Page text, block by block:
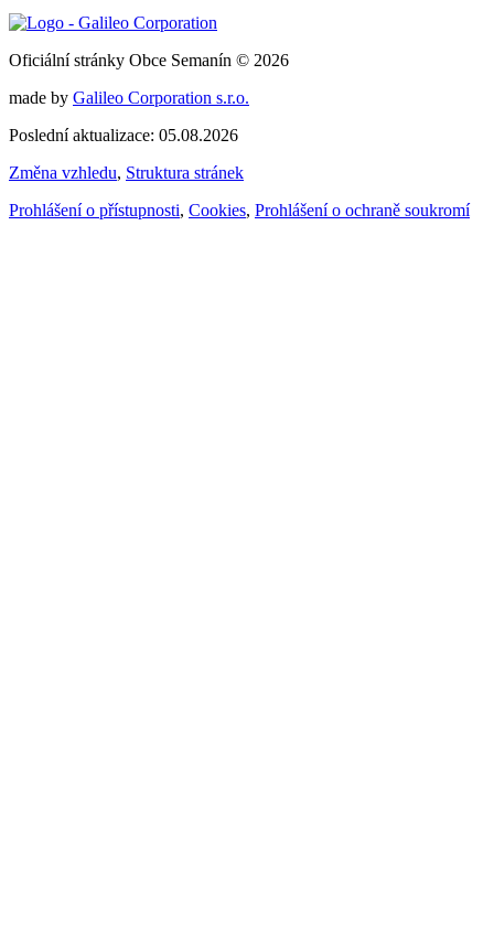
Oficiální stránky Obce Semanín © 2026
made by Galileo Corporation s.r.o.
Poslední aktualizace: 05.08.2026
Změna vzhledu, Struktura stránek
Prohlášení o přístupnosti, Cookies, Prohlášení o ochraně soukromí